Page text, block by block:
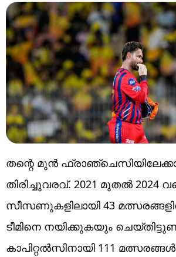
തന്റെ മുന്‍
തിരിച്ചുവരവ്. 2021 മുതൽ 2024
സീസണുകളിലായി 43
ടീമിനെ നയിക്കുകയും
കാപിറ്റൽസിനായി 111